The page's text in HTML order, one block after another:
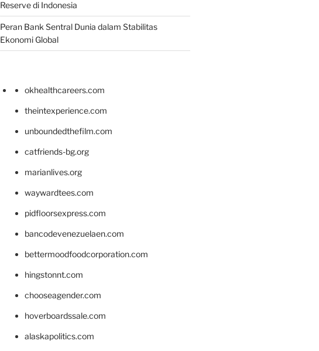
Reserve di Indonesia
Peran Bank Sentral Dunia dalam Stabilitas
Ekonomi Global
okhealthcareers.com
theintexperience.com
unboundedthefilm.com
catfriends-bg.org
marianlives.org
waywardtees.com
pidfloorsexpress.com
bancodevenezuelaen.com
bettermoodfoodcorporation.com
hingstonnt.com
chooseagender.com
hoverboardssale.com
alaskapolitics.com